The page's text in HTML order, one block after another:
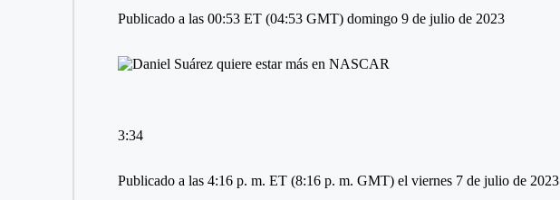
Publicado a las 00:53 ET (04:53 GMT) domingo 9 de julio de 2023
3:34
Publicado a las 4:16 p. m. ET (8:16 p. m. GMT) el viernes 7 de julio de 2023